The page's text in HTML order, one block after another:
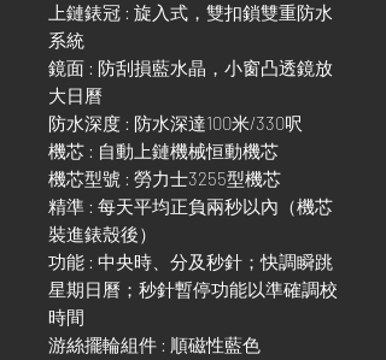
上鏈錶冠 : 旋入式，雙扣鎖雙重防水
系統
鏡面 : 防刮損藍水晶，小窗凸透鏡放
大日曆
防水深度 : 防水深達100米/330呎
機芯 : 自動上鏈機械恒動機芯
機芯型號 : 勞力士3255型機芯
精準 : 每天平均正負兩秒以內（機芯
裝進錶殼後）
功能 : 中央時、分及秒針；快調瞬跳
星期日曆；秒針暫停功能以準確調校
時間
游絲擺輪組件 : 順磁性藍色